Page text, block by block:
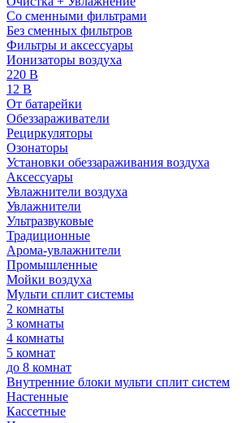
Cо сменными фильтрами
Без сменных фильтров
Фильтры и аксессуары
Ионизаторы воздуха
220 В
12 В
От батарейки
Обеззараживатели
Рециркуляторы
Озонаторы
Установки обеззараживания воздуха
Аксессуары
Увлажнители воздуха
Увлажнители
Ультразвуковые
Традиционные
Арома-увлажнители
Промышленные
Мойки воздуха
Мульти сплит системы
2 комнаты
3 комнаты
4 комнаты
5 комнат
до 8 комнат
Внутренние блоки мульти сплит систем
Настенные
Кассетные